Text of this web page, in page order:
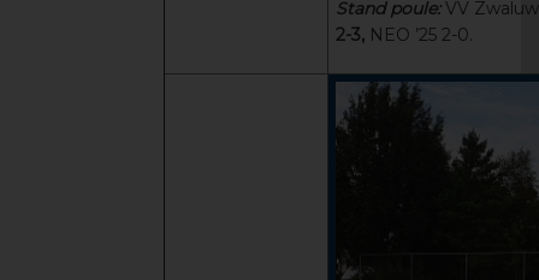
Stand poule:VV
2-3, NEO ’25 2-0.